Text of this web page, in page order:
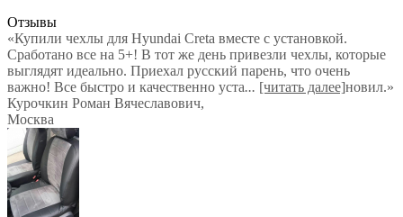
Отзывы
«Купили чехлы для Hyundai Creta вместе с установкой.
Сработано все на 5+! В тот же день привезли чехлы, которые
выглядят идеально. Приехал русский парень, что очень
важно! Все быстро и качественно уста... [читать далее]новил.»
Курочкин Роман Вячеславович,
Москва